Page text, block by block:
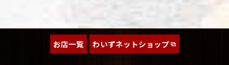
お店一覧 わいずネットショップ